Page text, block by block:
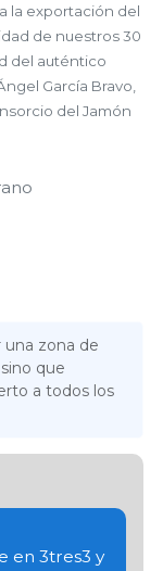
la exportación del
de nuestros 30
del auténtico
García Bravo,
del Jamón
una zona de
que
a todos los
en 3tres3 y